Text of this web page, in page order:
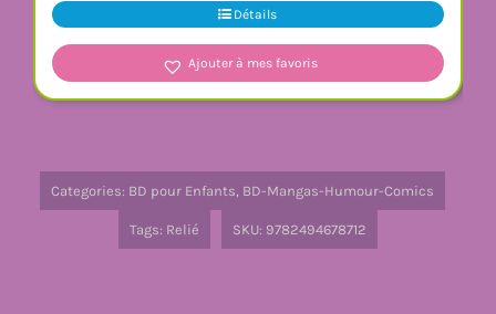
Détails
Ajouter à mes favoris
Categories: BD pour Enfants BD-Mangas-Humour-Comics
Tags: Relié SKU: 9782494678712